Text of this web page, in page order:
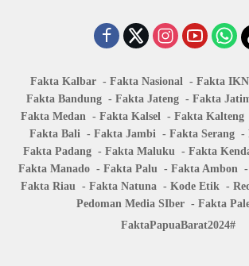
Fakta Kalbar Fakta Nasional Fakta IKN
Fakta Bandung
Fakta Jateng Fakta
Fakta Medan
Fakta Kalsel Fakta Kalteng
Fakta Bali
Fakta Jambi Fakta Serang
Fakta Padang
Fakta Maluku Fakta
Fakta Manado
Fakta Palu Fakta Ambon
Fakta Riau
Fakta Natuna Kode Etik
Pedoman Media SIber
Fakta
FaktaPapuaBarat2024#